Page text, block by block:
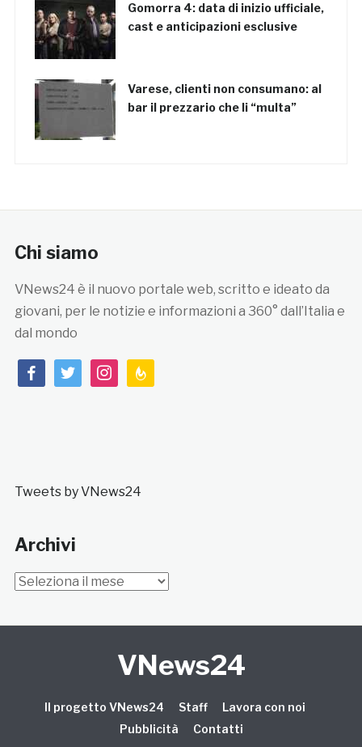
Gomorra 4: data di inizio ufficiale,
cast e anticipazioni esclusive
Varese, clienti non consumano: al
bar il prezzario che li “multa”
Chi siamo
VNews24 è il nuovo portale web, scritto e ideato da
giovani, per le notizie e informazioni a 360° dall’Italia e
dal mondo
facebooktwitterinstagramfeedburner
Tweets by VNews24
Archivi
Archivi
VNews24
Il progetto VNews24 Staff
Lavora con noi
Pubblicità
Contatti